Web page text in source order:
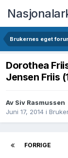
Brukernes eget
Dorothea
Jensen Friis
Av Siv Rasmussen
Juni 17, 2014 i
FORRIGE